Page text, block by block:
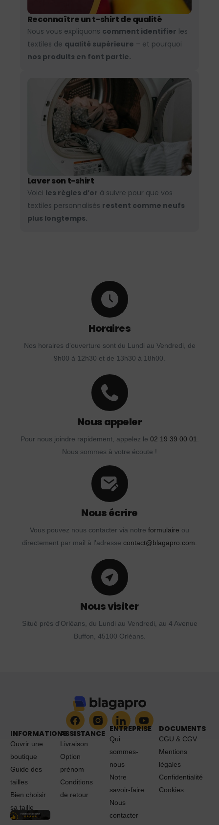
Reconnaître un t-shirt de qualité
Nous vous expliquons comment identifier les
textiles de qualité supérieure – et pourquoi
nos produits en font partie.
Laver son t-shirt
Voici les règles d’or à suivre pour que vos
textiles personnalisés restent comme neufs
plus longtemps.
Horaires
Nos horaires d'ouverture sont du Lundi au Vendredi, de
9h00 à 12h30 et de 13h30 à 18h00.
Nous appeler
Pour nous joindre rapidement, appelez le 02 19 39 00 01.
Nous sommes à votre écoute !
Nous écrire
Vous pouvez nous contacter via notre formulaire ou
directement par mail à l'adresse contact@blagapro.com.
Nous visiter
Situé près d'Orléans, du Lundi au Vendredi, au 4 Avenue
Buffon, 45100 Orléans.
INFORMATIONS
Ouvrir une
boutique
Guide des
tailles
Bien choisir
sa taille
ASSISTANCE
Livraison
Option
prénom
Conditions
de retour
ENTREPRISE
Qui
sommes-
nous
Notre
savoir-faire
Nous
contacter
DOCUMENTS
CGU & CGV
Mentions
légales
Confidentialité
Cookies